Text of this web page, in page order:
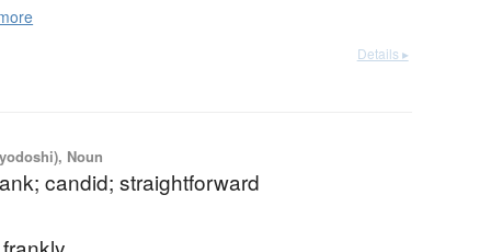
Details ▸
Noun
candid; straightforward